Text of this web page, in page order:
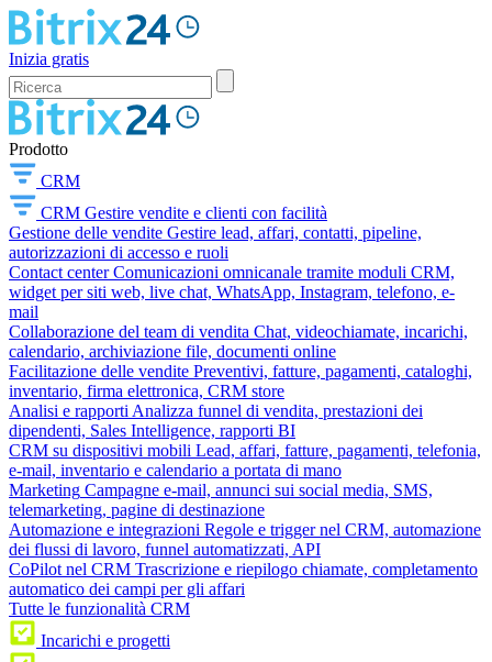
Inizia gratis
Prodotto
CRM
CRM Gestire vendite e clienti con facilità
Gestione delle vendite Gestire lead, affari, contatti, pipeline,
autorizzazioni di accesso e ruoli
Contact center Comunicazioni omnicanale tramite moduli CRM,
widget per siti web, live chat, WhatsApp, Instagram, telefono, e-
mail
Collaborazione del team di vendita Chat, videochiamate, incarichi,
calendario, archiviazione file, documenti online
Facilitazione delle vendite Preventivi, fatture, pagamenti, cataloghi,
inventario, firma elettronica, CRM store
Analisi e rapporti Analizza funnel di vendita, prestazioni dei
dipendenti, Sales Intelligence, rapporti BI
CRM su dispositivi mobili Lead, affari, fatture, pagamenti, telefonia,
e-mail, inventario e calendario a portata di mano
Marketing Campagne e-mail, annunci sui social media, SMS,
telemarketing, pagine di destinazione
Automazione e integrazioni Regole e trigger nel CRM, automazione
dei flussi di lavoro, funnel automatizzati, API
CoPilot nel CRM Trascrizione e riepilogo chiamate, completamento
automatico dei campi per gli affari
Tutte le funzionalità CRM
Incarichi e progetti